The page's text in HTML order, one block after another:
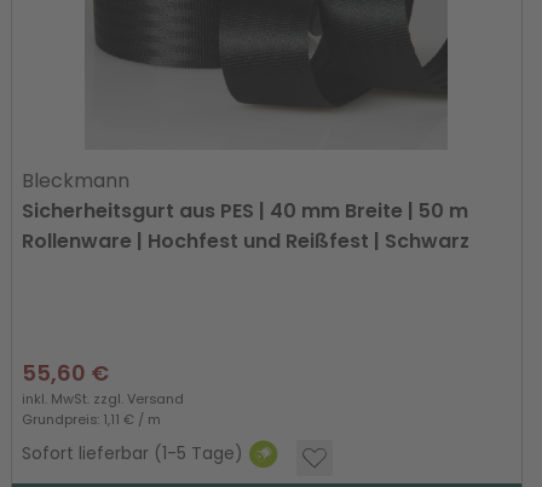
Bleckmann
Sicherheitsgurt aus PES | 40 mm Breite | 50 m
Rollenware | Hochfest und Reißfest | Schwarz
55,60 €
inkl. MwSt. zzgl.Versand
Grundpreis: 1,11 € / m
Sofort lieferbar (1-5 Tage)